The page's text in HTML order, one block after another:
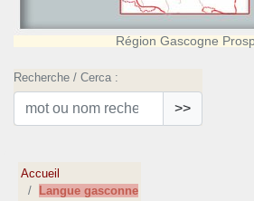
Région Gascogne
Recherche / Cerca :
>>
Accueil
Langue gasconne